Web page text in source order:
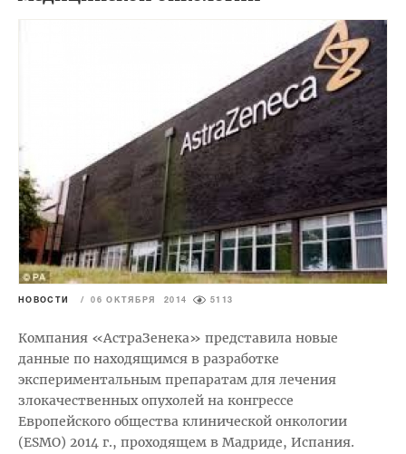
НОВОСТИ / 06 ОКТЯБРЯ 2014 5113
Компания «АстраЗенека» представила новые
данные по находящимся в разработке
экспериментальным препаратам для лечения
злокачественных опухолей на конгрессе
Европейского общества клинической онкологии
(ESMO) 2014 г., проходящем в Мадриде, Испания.